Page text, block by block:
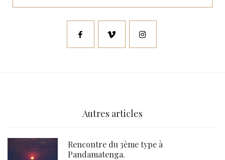
Autres articles
Rencontre du 3ème type à
Pandamatenga.